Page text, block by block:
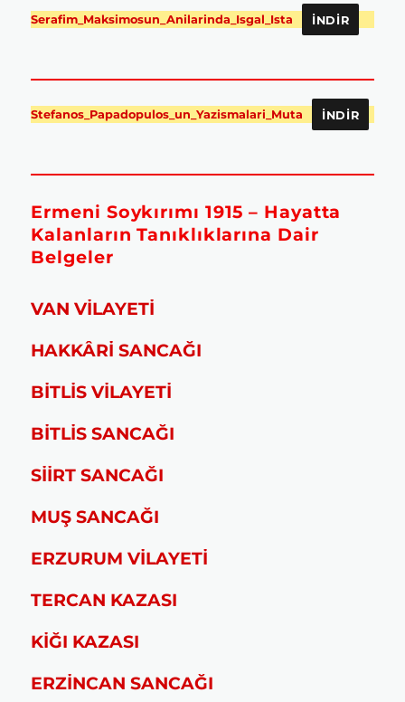
Serafim_Maksimosun_Anilarinda_Isgal_Ista İNDIR
Stefanos_Papadopulos_un_Yazismalari_Muta İNDIR
Ermeni Soykırımı 1915 – Hayatta
Kalanların Tanıklıklarına Dair
Belgeler
VAN VİLAYETİ
HAKKÂRİ SANCAĞI
BİTLİS VİLAYETİ
BİTLİS SANCAĞI
SİİRT SANCAĞI
MUŞ SANCAĞI
ERZURUM VİLAYETİ
TERCAN KAZASI
KİĞI KAZASI
ERZİNCAN SANCAĞI